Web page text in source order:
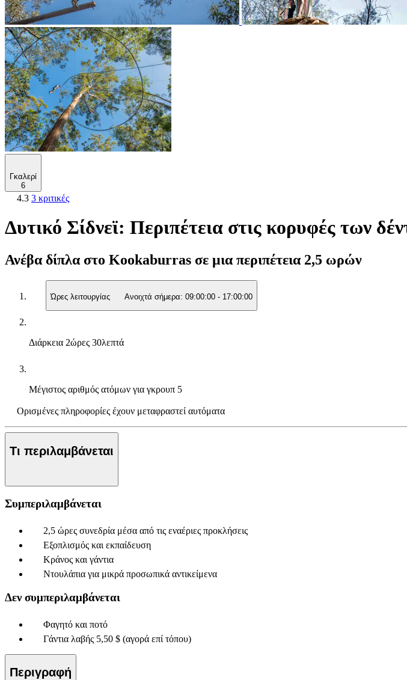
Γκαλερί
6
4.3 3 κριτικές
Δυτικό Σίδνεϊ: Περιπέτεια στις κορυφές των
Ανέβα δίπλα στο Kookaburras σε μια περιπέτεια 2,5 ωρών
Ώρες λειτουργίας Ανοιχτά σήμερα: 09:00:00 - 17:00:00
Διάρκεια 2ώρες 30λεπτά
Μέγιστος αριθμός ατόμων για γκρουπ 5
Ορισμένες πληροφορίες έχουν μεταφραστεί αυτόματα
Τι περιλαμβάνεται
Συμπεριλαμβάνεται
2,5 ώρες συνεδρία μέσα από τις εναέριες προκλήσεις
Εξοπλισμός και εκπαίδευση
Κράνος και γάντια
Ντουλάπια για μικρά προσωπικά αντικείμενα
Δεν συμπεριλαμβάνεται
Φαγητό και ποτό
Γάντια λαβής 5,50 $ (αγορά επί τόπου)
Περιγραφή